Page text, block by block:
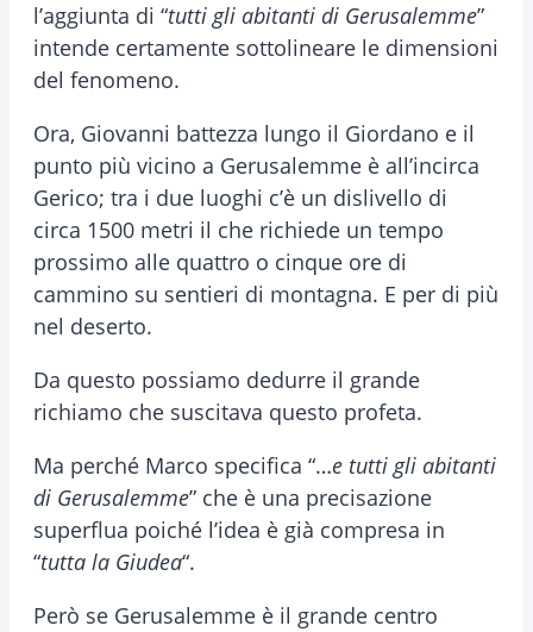
l’aggiunta di “tutti gli abitanti di Gerusalemme”
intende certamente sottolineare le dimensioni
del fenomeno.
Ora, Giovanni battezza lungo il Giordano e il
punto più vicino a Gerusalemme è all’incirca
Gerico; tra i due luoghi c’è un dislivello di
circa 1500 metri il che richiede un tempo
prossimo alle quattro o cinque ore di
cammino su sentieri di montagna. E per di più
nel deserto.
Da questo possiamo dedurre il grande
richiamo che suscitava questo profeta.
Ma perché Marco specifica “…e tutti gli abitanti
di Gerusalemme” che è una precisazione
superflua poiché l’idea è già compresa in
“tutta la Giudea“.
Però se Gerusalemme è il grande centro